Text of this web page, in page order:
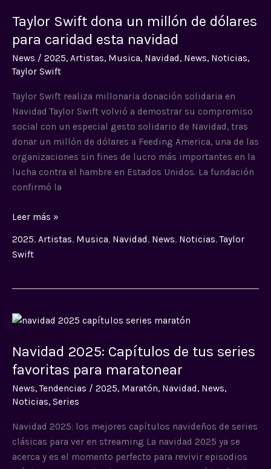
Taylor Swift dona un millón de dólares
para caridad esta navidad
News / 2025, Artistas, Musica, Navidad, News, Noticias,
Taylor Swift
Taylor Swift realiza millonaria donación solidaria en
Navidad Taylor Swift volvió a demostrar su compromiso
social con un especial gesto solidario de Navidad, tras
donar un millón de dólares a Feeding America, una de las
organizaciones sin fines de lucro más importantes en la
lucha contra el hambre en Estados Unidos. La fundación
confirmó la
dona
un
millón
de
dólares
para
caridad
esta
navidad
Leer más »
2025, Artistas, Musica, Navidad, News, Noticias,Taylor
Swift
Navidad 2025: Capítulos de tus series
favoritas para maratonear
News,Tendencias / 2025, Maratón, Navidad, News,
Noticias, Series
Navidad 2025: los mejores capítulos navideños de series
clásicas para ver en streaming La navidad 2025 ya se
acerca y es el momento perfecto para revivir episodios
Navidad
Capítulos
de
series
para
maratonear